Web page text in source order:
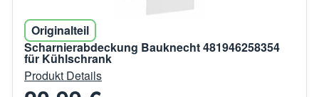
Originalteil
Scharnierabdeckung Bauknecht 481946258354
für Kühlschrank
Produkt Details